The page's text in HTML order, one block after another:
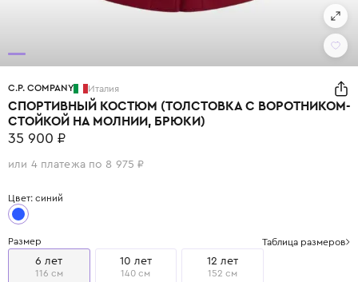
C.P. COMPANY Италия
СПОРТИВНЫЙ КОСТЮМ (ТОЛСТОВКА С ВОРОТНИКОМ-
СТОЙКОЙ НА МОЛНИИ, БРЮКИ)
35 900 ₽
или 4 платежа по 8 975 ₽
Цвет: синий
Размер Таблица размеров
6 лет
116 см
10 лет
140 см
12 лет
152 см